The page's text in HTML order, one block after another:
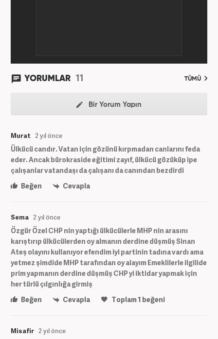
YORUMLAR 11 TÜMÜ
Bir Yorum Yapın
Murat 2 yıl önce
Ülkücü candır. Vatan için gözünü kırpmadan canlarını feda
eder. Ancak bürokraside eğitimi zayıf, ülkücü gözüküp ipe
çalışanlar vatandaşı da çalışanı da canından bezdirdi
Beğen
Cevapla
Sema 2 yıl önce
Özgür Özel CHP nin yaptığı ülkücülerle MHP nin arasını
karıştırıp ülkücülerden oy almanın derdine düşmüş Sinan
Ateş olayını kullanıyor efendim iyi partinin tadına vardı ama
yetmez şimdide MHP tarafından oy alayım Emeklilerle ilgilide
prim yapmanın derdine düşmüş CHP yi iktidar yapmak için
her türlü çılgınlığa girmiş
Beğen
Cevapla Toplam1 beğeni
Misafir 2 yıl önce